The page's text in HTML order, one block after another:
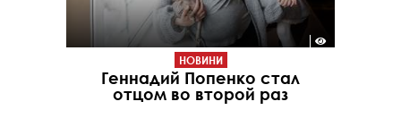
НОВИНИ
Геннадий Попенко стал
отцом во второй раз